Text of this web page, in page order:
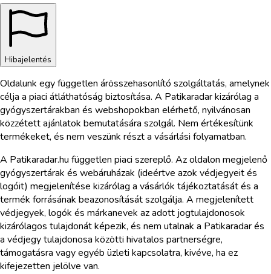
Hibajelentés
Oldalunk egy független árösszehasonlító szolgáltatás, amelynek
célja a piaci átláthatóság biztosítása. A Patikaradar kizárólag a
gyógyszertárakban és webshopokban elérhető, nyilvánosan
közzétett ajánlatok bemutatására szolgál. Nem értékesítünk
termékeket, és nem veszünk részt a vásárlási folyamatban.
A Patikaradar.hu független piaci szereplő. Az oldalon megjelenő
gyógyszertárak és webáruházak (ideértve azok védjegyeit és
logóit) megjelenítése kizárólag a vásárlók tájékoztatását és a
termék forrásának beazonosítását szolgálja. A megjelenített
védjegyek, logók és márkanevek az adott jogtulajdonosok
kizárólagos tulajdonát képezik, és nem utalnak a Patikaradar és
a védjegy tulajdonosa közötti hivatalos partnerségre,
támogatásra vagy egyéb üzleti kapcsolatra, kivéve, ha ez
kifejezetten jelölve van.